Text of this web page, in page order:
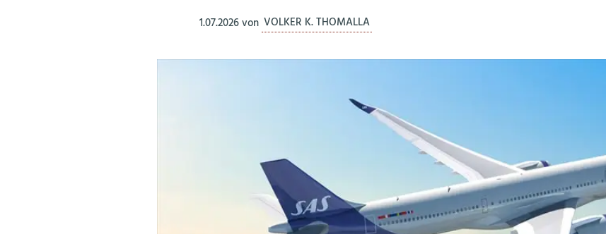
1.07.2026von VOLKER K. THOMALLA